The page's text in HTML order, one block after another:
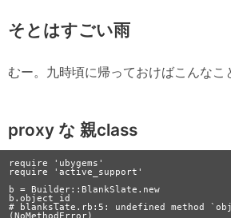
そとはすごい雨
むー。九時頃に帰っておけばこんなこ
proxy な 親class
require 'ubygems'
require 'active_support'
b = Builder::BlankSlate.new
b.object_id
# blankslate.rb:5: undefined method